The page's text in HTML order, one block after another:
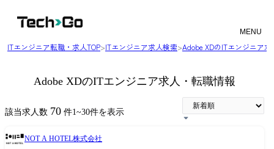
MENU
ITエンジニア転職・求人TOP>ITエンジニア求人検索>Adobe XDのITエンジニア
Adobe XDのITエンジニア求人・転職情報
該当求人数 70 件1~30件を表示
NOT A HOTEL株式会社